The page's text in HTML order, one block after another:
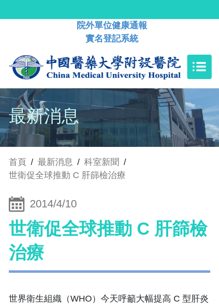
院外單位健康通報
實名登記系統
最新消息
首頁 / 最新消息 / 科室新聞 /
世衛促全球推動 C 肝篩檢治療
2014/4/10
世衛促全球推動 C 肝篩檢
治療
世界衛生組織（WHO）今天呼籲大幅提高 C 型肝炎